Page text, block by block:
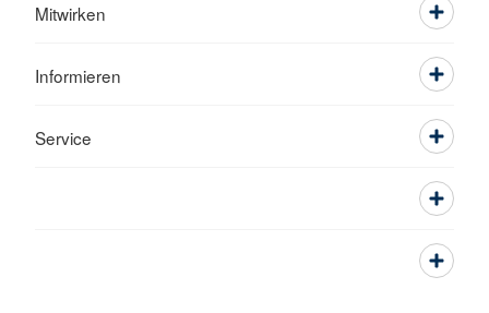
Mitwirken
Informieren
Service